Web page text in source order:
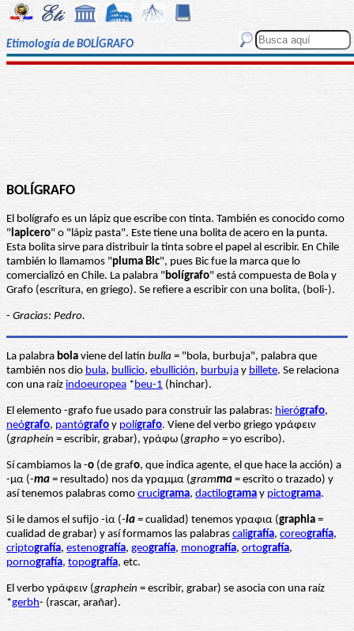
Etimología de BOLÍGRAFO
BOLÍGRAFO
El bolígrafo es un lápiz que escribe con tinta. También es conocido como
"lapicero" o "lápiz pasta". Este tiene una bolita de acero en la punta.
Esta bolita sirve para distribuir la tinta sobre el papel al escribir. En Chile
también lo llamamos "pluma Bic", pues Bic fue la marca que lo
comercializó en Chile. La palabra "bolígrafo" está compuesta de Bola y
Grafo (escritura, en griego). Se refiere a escribir con una bolita, (boli-).
- Gracias: Pedro.
La palabra bola viene del latín bulla = "bola, burbuja", palabra que
también nos dio bula, bullicio, ebullición, burbuja y billete. Se relaciona
con una raíz indoeuropea *beu-1 (hinchar).
El elemento -grafo fue usado para construir las palabras: hierógrafo,
neógrafo, pantógrafo y polígrafo. Viene del verbo griego γράφειν
(graphein = escribir, grabar), γράφω (grapho = yo escribo).
Sí cambiamos la -o (de grafo, que indica agente, el que hace la acción) a
-μα (-ma = resultado) nos da γραμμα (gramma = escrito o trazado) y
así tenemos palabras como crucigrama, dactilograma y pictograma.
Si le damos el sufijo -ία (-ia = cualidad) tenemos γραφια (graphia =
cualidad de grabar) y así formamos las palabras caligrafía, coreografía,
criptografía, estenografía, geografía, monografía, ortografía,
pornografía, topografía, etc.
El verbo γράφειν (graphein = escribir, grabar) se asocia con una raíz
*gerbh- (rascar, arañar).